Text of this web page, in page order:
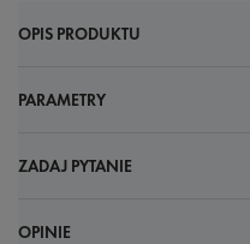
OPIS PRODUKTU
PARAMETRY
ZADAJ PYTANIE
OPINIE